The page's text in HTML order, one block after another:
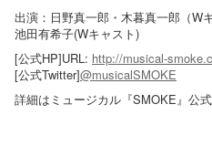
出演：日野真一郎・木暮真一郎（W
池田有希子(Wキャスト)
[公式HP]URL: http://musical-
[公式Twitter]@musicalSMOKE
詳細はミュージカル『SMOKE』公